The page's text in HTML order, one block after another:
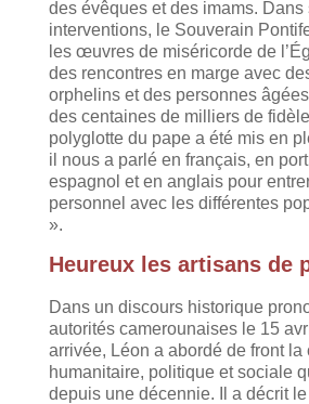
des évêques et des imams. Dans
interventions, le Souverain
les œuvres de miséricorde de
des rencontres en marge avec
orphelins et des personnes
des centaines de milliers de
polyglotte du pape a été mis en
il nous a parlé en français, en
espagnol et en anglais pour
personnel avec les différentes
».
Heureux les artisans de
Dans un discours historique
autorités camerounaises le 15
arrivée, Léon a abordé de front la
humanitaire, politique et sociale
depuis une décennie. Il a décrit